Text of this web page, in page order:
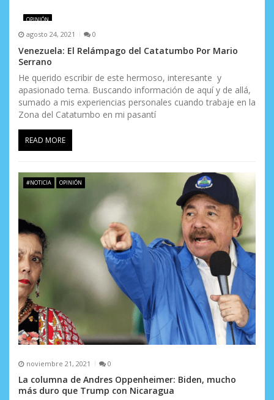
OPINIÓN
agosto 24, 2021 0
Venezuela: El Relámpago del Catatumbo Por Mario
Serrano
He querido escribir de este hermoso, interesante y
apasionado tema. Buscando información de aquí y de allá,
sumado a mis experiencias personales cuando trabaje en la
Zona del Catatumbo en mi pasantí
READ MORE
#NOTICIA OPINIÓN
noviembre 21, 2021 0
La columna de Andres Oppenheimer: Biden, mucho
más duro que Trump con Nicaragua